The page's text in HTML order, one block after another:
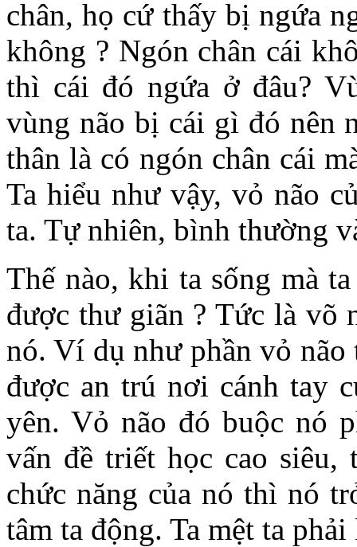
chân, họ cứ thấy bị ngứa
không ? Ngón chân cái
thì cái đó ngứa ở đâu?
vùng não bị cái gì đó nên
thân là có ngón chân cái
Ta hiểu như vậy, vỏ não
ta. Tự nhiên, bình thường
Thế nào, khi ta sống mà
được thư giãn ? Tức là võ
nó. Ví dụ như phần vỏ não
được an trú nơi cánh tay
yên. Vỏ não đó buộc nó
vấn đề triết học cao
chức năng của nó thì nó
tâm ta động. Ta mệt ta